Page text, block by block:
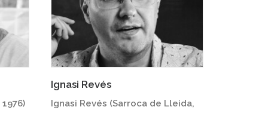
Ignasi Revés
Ignasi Revés (Sarroca de Lleida,